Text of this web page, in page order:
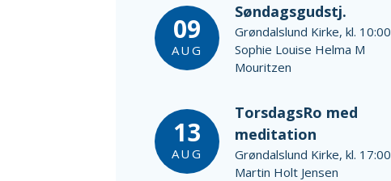
09
AUG
Søndagsgudstj.
Grøndalslund Kirke, kl. 10:00
Sophie Louise Helma M
Mouritzen
13
AUG
TorsdagsRo med
meditation
Grøndalslund Kirke, kl. 17:00
Martin Holt Jensen